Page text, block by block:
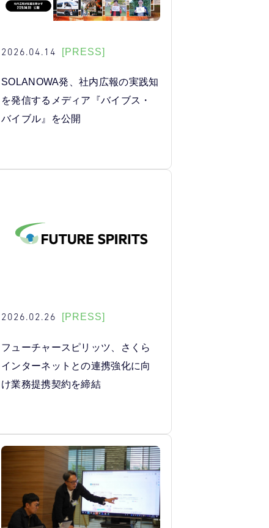
2026.04.14 [PRESS]
SOLANOWA発、社内広報の実践知
を発信するメディア『バイブス・
バイブル』を公開
2026.02.26 [PRESS]
フューチャースピリッツ、さくら
インターネットとの連携強化に向
け業務提携契約を締結